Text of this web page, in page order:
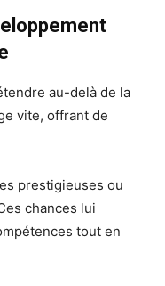
au-delà de la
vite, offrant de
prestigieuses ou
chances lui
tout en